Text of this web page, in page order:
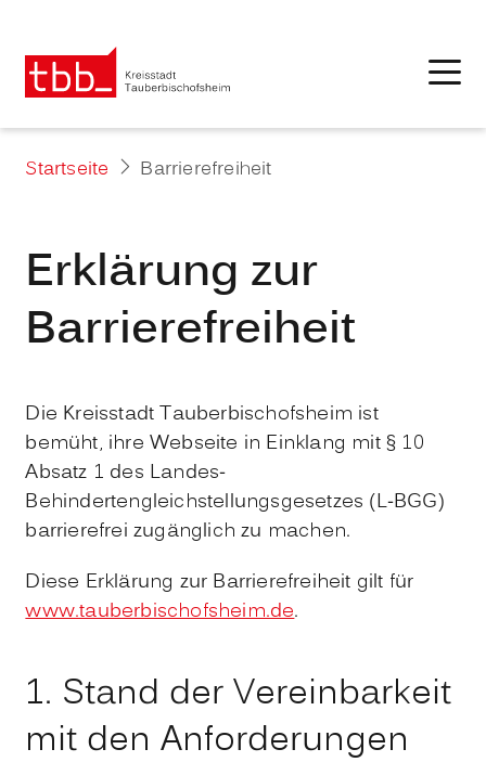
Startseite Barrierefreiheit
Erklärung zur
Barrierefreiheit
Die Kreisstadt Tauberbischofsheim ist
bemüht, ihre Webseite in Einklang mit § 10
Absatz 1 des Landes-
Behindertengleichstellungsgesetzes (L-BGG)
barrierefrei zugänglich zu machen.
Diese Erklärung zur Barrierefreiheit gilt für
www.tauberbischofsheim.de.
1. Stand der Vereinbarkeit
mit den Anforderungen